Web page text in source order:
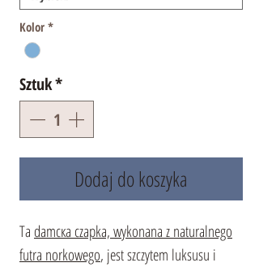
Kolor *
Sztuk*
Dodaj do koszyka
Tadamска czapka, wykonana z naturalnego
futra norkowego, jest szczytem luksusu i